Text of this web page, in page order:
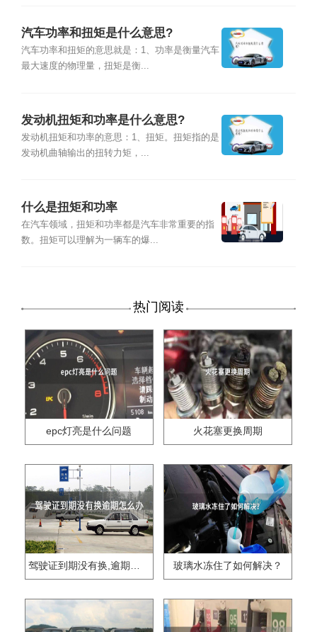
汽车功率和扭矩是什么意思?
汽车功率和扭矩的意思就是：1、功率是衡量汽车
最大速度的物理量，扭矩是衡...
发动机扭矩和功率是什么意思?
发动机扭矩和功率的意思：1、扭矩。扭矩指的是
发动机曲轴输出的扭转力矩，...
什么是扭矩和功率
在汽车领域，扭矩和功率都是汽车非常重要的指
数。扭矩可以理解为一辆车的爆...
热门阅读
epc灯亮是什么问题 火花塞更换周期
驾驶证到期没有换,逾期怎么办?? 玻璃水冻住了如何解决？